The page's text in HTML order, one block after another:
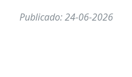
Publicado: 24-06-2026